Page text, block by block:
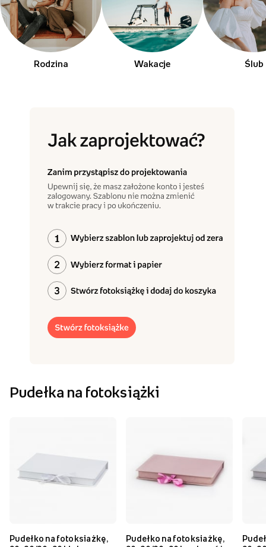
Rodzina Wakacje Ślub
Pudełka na fotoksiążki
Pudełko na fotoksiażkę,
Pudełko na fotoksiażkę,